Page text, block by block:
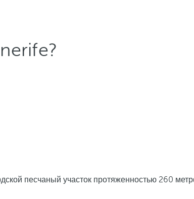
песчаный участок протяженностью 260